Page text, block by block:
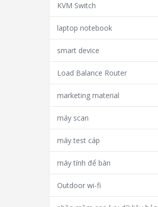
KVM Switch
laptop notebook
smart device
Load Balance Router
marketing material
máy scan
máy test cáp
máy tính để bàn
Outdoor wi-fi